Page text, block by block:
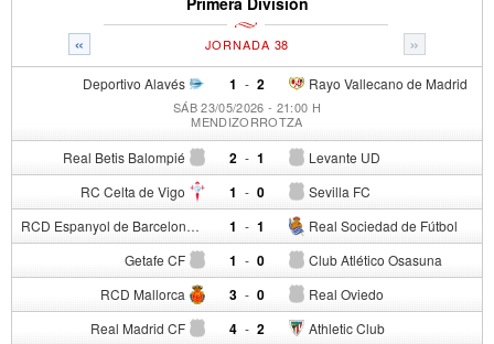
« »
JORNADA 38
Deportivo Alavés 1 - Rayo Vallecano de Madrid
2
SÁB 23/05/2026 - 21:00 H
MENDIZORROTZA
Real Betis Balompié 2 - Levante UD
1
RC Celta de Vigo 1 - Sevilla FC
0
RCD Espanyol de Barcelona 1 - Real Sociedad de Fútbol
1
Getafe CF 1 - Club Atlético Osasuna
0
RCD Mallorca 3 - Real Oviedo
0
Real Madrid CF 4 - Athletic Club
2